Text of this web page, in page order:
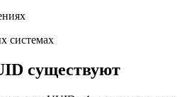
системах
существуют